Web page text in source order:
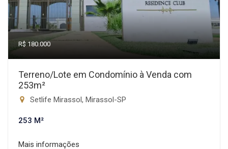
R$ 180.000
Terreno/Lote em Condomínio à Venda com
253m²
Setlife Mirassol, Mirassol-SP
253 M²
Mais informações